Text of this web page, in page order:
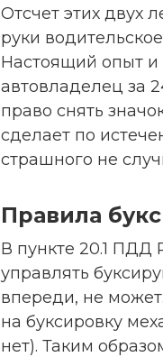
Отсчет этих двух
руки
Настоящий опыт и
автовладелец за
право снять
сделает по
страшного не
Правила
В пункте 20.1
управлять
впереди, не
на буксировку
нет). Таким